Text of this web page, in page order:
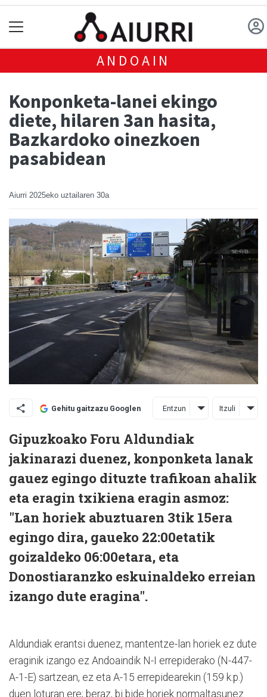
ANDOAIN
Konponketa-lanei ekingo
diete, hilaren 3an hasita,
Bazkardoko oinezkoen
pasabidean
Aiurri 2025eko uztailaren 30a
Gehitu gaitzazu Googlen Entzun Itzuli
Gipuzkoako Foru Aldundiak
jakinarazi duenez, konponketa lanak
gauez egingo dituzte trafikoan ahalik
eta eragin txikiena eragin asmoz:
"Lan horiek abuztuaren 3tik 15era
egingo dira, gaueko 22:00etatik
goizaldeko 06:00etara, eta
Donostiaranzko eskuinaldeko erreian
izango dute eragina".
Aldundiak erantsi duenez, mantentze-lan horiek ez dute
eraginik izango ez Andoaindik N-I errepiderako (N-447-
A-1-E) sartzean, ez eta A-15 errepidearekin (159 k.p.)
duen loturan ere; beraz, bi bide horiek normaltasunez